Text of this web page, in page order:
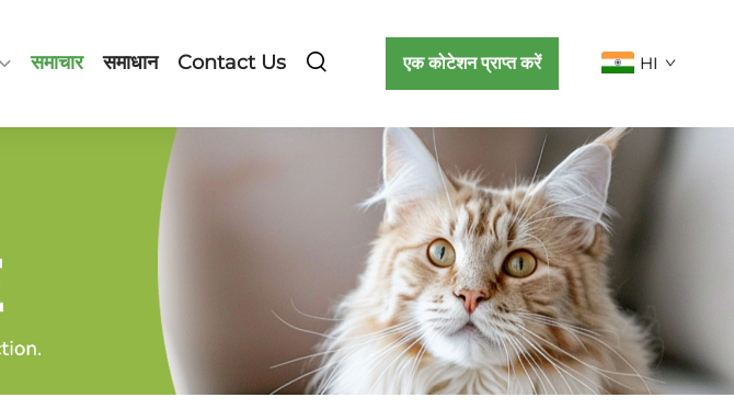
समाचार समाधान Contact Us एक कोटेशन प्राप्त करें HI